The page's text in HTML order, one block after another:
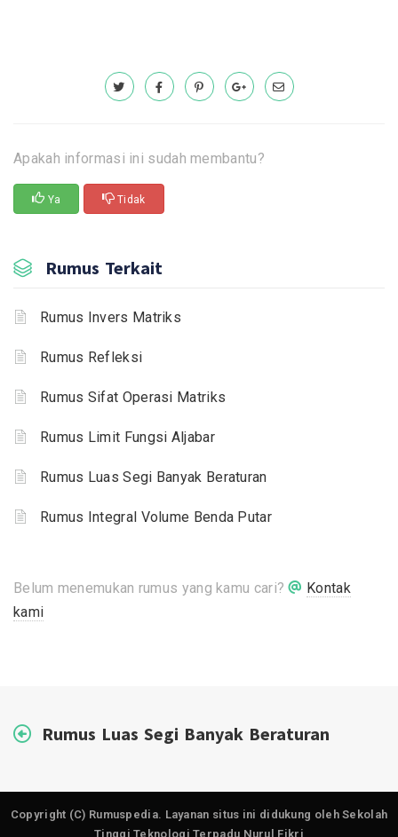
Apakah informasi ini sudah membantu?
Ya Tidak
Rumus Terkait
Rumus Invers Matriks
Rumus Refleksi
Rumus Sifat Operasi Matriks
Rumus Limit Fungsi Aljabar
Rumus Luas Segi Banyak Beraturan
Rumus Integral Volume Benda Putar
Belum menemukan rumus yang kamu cari?
Kontak
kami
Rumus Luas Segi Banyak Beraturan
Copyright (C) Rumuspedia. Layanan situs ini didukung oleh Sekolah
Tinggi Teknologi Terpadu Nurul Fikri